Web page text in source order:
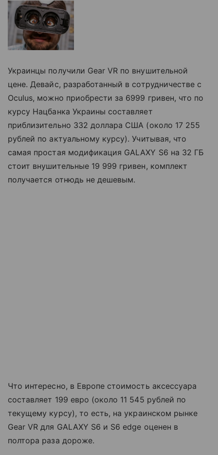
Украинцы получили Gear VR по внушительной
цене. Девайс, разработанный в сотрудничестве с
Oculus, можно приобрести за 6999 гривен, что по
курсу Нацбанка Украины составляет
приблизительно 332 доллара США (около 17 255
рублей по актуальному курсу). Учитывая, что
самая простая модификация GALAXY S6 на 32 ГБ
стоит внушительные 19 999 гривен, комплект
получается отнюдь не дешевым.
Что интересно, в Европе стоимость аксессуара
составляет 199 евро (около 11 545 рублей по
текущему курсу), то есть, на украинском рынке
Gear VR для GALAXY S6 и S6 edge оценен в
полтора раза дороже.